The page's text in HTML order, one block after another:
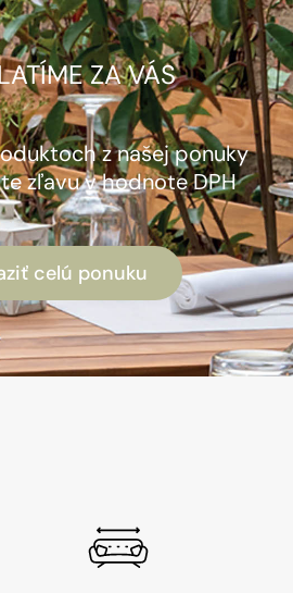
ZA VÁS
z našej ponuky
zľavu v hodnote DPH
celú ponuku